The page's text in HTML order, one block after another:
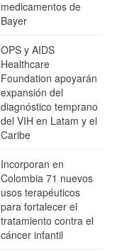
medicamentos de
Bayer
OPS y AIDS
Healthcare
Foundation apoyarán
expansión del
diagnóstico temprano
del VIH en Latam y el
Caribe
Incorporan en
Colombia 71 nuevos
usos terapéuticos
para fortalecer el
tratamiento contra el
cáncer infantil